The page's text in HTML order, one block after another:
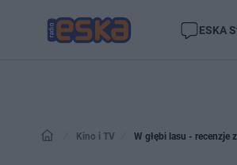
ESKA
Kino i TV W głębi lasu - recenzje